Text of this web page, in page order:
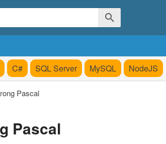
C# SQL Server MySQL NodeJS
Pascal
Pascal